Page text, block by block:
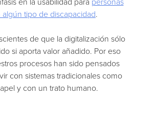
algún tipo de discapacidad.
de que la digitalización sólo
si aporta valor añadido. Por eso
procesos han sido pensados
con sistemas tradicionales como
y con un trato humano.